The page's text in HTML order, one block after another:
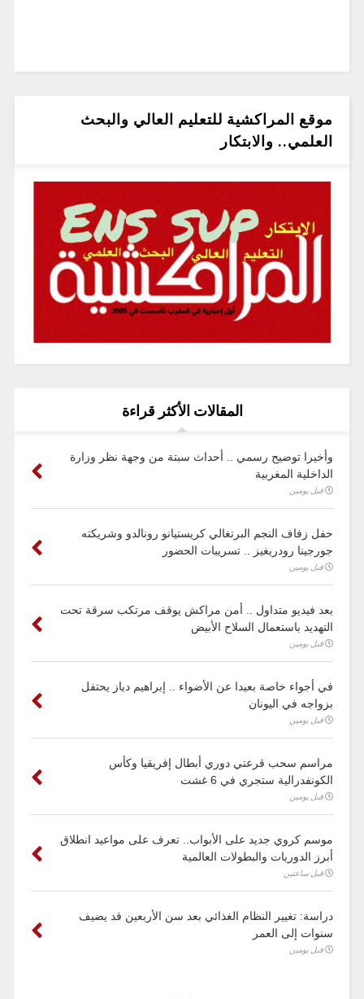
موقع المراكشية للتعليم العالي والبحث
العلمي.. والابتكار
المقالات الأكثر قراءة
وأخيرا توضيح رسمي .. أحداث سبتة من وجهة نظر وزارة
الداخلية المغربية
قبل يومين
حفل زفاف النجم البرتغالي كريستيانو رونالدو وشريكته
جورجينا رودريغيز .. تسريبات الحضور
قبل يومين
بعد فيديو متداول .. أمن مراكش يوقف مرتكب سرقة تحت
التهديد باستعمال السلاح الأبيض
قبل يومين
في أجواء خاصة بعيدا عن الأضواء .. إبراهيم دياز يحتفل
بزواجه في اليونان
قبل يومين
مراسم سحب قرعتي دوري أبطال إفريقيا وكأس
الكونفدرالية ستجري في 6 غشت
قبل يومين
موسم كروي جديد على الأبواب.. تعرف على مواعيد انطلاق
أبرز الدوريات والبطولات العالمية
قبل ساعتين
دراسة: تغيير النظام الغذائي بعد سن الأربعين قد يضيف
سنوات إلى العمر
قبل يومين